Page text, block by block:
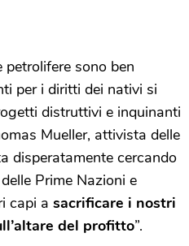
petrolifere sono ben
per i diritti dei nativi si
distruttivi e inquinanti
Mueller, attivista delle
disperatamente cercando
Prime Nazioni e
capi a sacrificare i nostri
del profitto”.